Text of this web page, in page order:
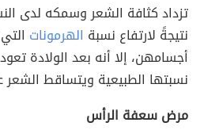
تزداد كثافة الشعر وسمكه لدى
نتيجةً لارتفاع نسبة الهرمونات
أجسامهن، إلا أنه بعد الولادة
نسبتها الطبيعية ويتساقط
مرض سعفة الرأس